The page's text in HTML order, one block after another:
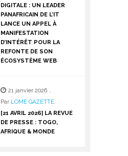
DIGITALE : UN LEADER
PANAFRICAIN DE L’IT
LANCE UN APPEL À
MANIFESTATION
D’INTÉRÊT POUR LA
REFONTE DE SON
ÉCOSYSTÈME WEB
21 janvier 2026 ,
Par LOME GAZETTE
[21 AVRIL 2026] LA REVUE
DE PRESSE : TOGO,
AFRIQUE & MONDE